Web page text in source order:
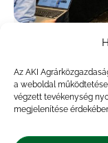
Az AKI
a weboldal
végzett tevékenység
megjelenítése
„A
részt az AKI
Hírek,
2024. október